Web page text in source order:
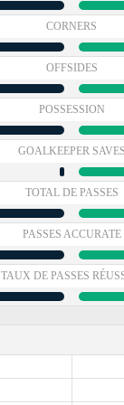
CORNERS
OFFSIDES
POSSESSION
GOALKEEPER SAVES
TOTAL DE PASSES
PASSES ACCURATE
TAUX DE PASSES